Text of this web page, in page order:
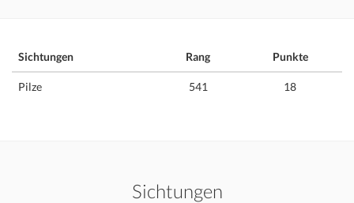
Sichtungen Rang Punkte
Pilze 541 18
Sichtungen